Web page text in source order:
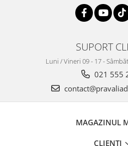
SUPORT
Luni / Vineri 09 - 17 -
021 555
MAGAZINUL
CLIENTI